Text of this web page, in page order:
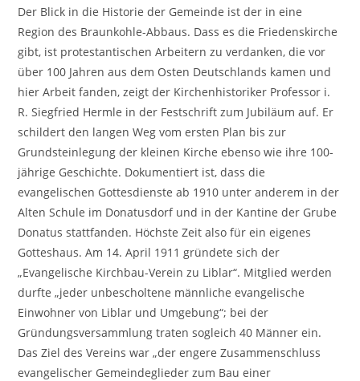
Der Blick in die Historie der Gemeinde ist der in eine
Region des Braunkohle-Abbaus. Dass es die Friedenskirche
gibt, ist protestantischen Arbeitern zu verdanken, die vor
über 100 Jahren aus dem Osten Deutschlands kamen und
hier Arbeit fanden, zeigt der Kirchenhistoriker Professor i.
R. Siegfried Hermle in der Festschrift zum Jubiläum auf. Er
schildert den langen Weg vom ersten Plan bis zur
Grundsteinlegung der kleinen Kirche ebenso wie ihre 100-
jährige Geschichte. Dokumentiert ist, dass die
evangelischen Gottesdienste ab 1910 unter anderem in der
Alten Schule im Donatusdorf und in der Kantine der Grube
Donatus stattfanden. Höchste Zeit also für ein eigenes
Gotteshaus. Am 14. April 1911 gründete sich der
„Evangelische Kirchbau-Verein zu Liblar“. Mitglied werden
durfte „jeder unbescholtene männliche evangelische
Einwohner von Liblar und Umgebung“; bei der
Gründungsversammlung traten sogleich 40 Männer ein.
Das Ziel des Vereins war „der engere Zusammenschluss
evangelischer Gemeindeglieder zum Bau einer